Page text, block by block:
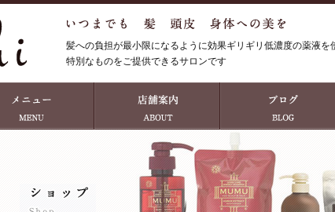
髪への負担が最小限になるように効果ギリギリ低濃度の薬液を
特別なものをご提供できるサロンです